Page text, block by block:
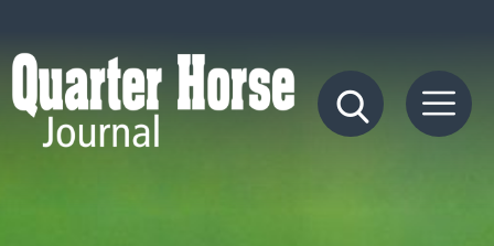
Quarter
Horse